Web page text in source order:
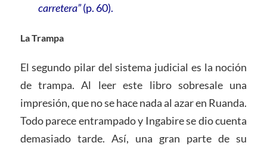
carretera”(p. 60).
La Trampa
El segundo pilar del sistema judicial es la noción
de trampa. Al leer este libro sobresale una
impresión, que no se hace nada al azar en Ruanda.
Todo parece entrampado y Ingabire se dio cuenta
demasiado tarde. Así, una gran parte de su